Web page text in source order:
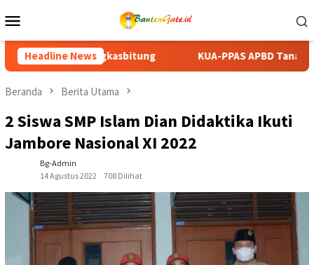
ke
Mobile
Headline News
KUA-PPAS APBD Tanah Datar 2027 Disepakati, DPRD dan
Beranda Berita Utama
2 Siswa SMP Islam Dian Didaktika Ikuti
Jambore Nasional XI 2022
Bg-Admin
14 Agustus 2022
708 Dilihat